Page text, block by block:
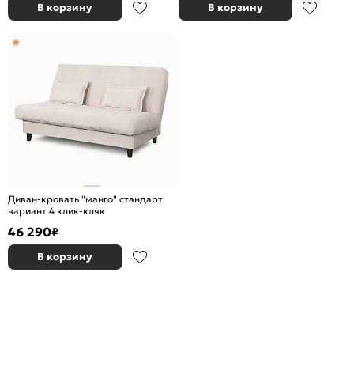
В корзину В корзину
Диван-кровать "манго" стандарт
вариант 4 клик-кляк
46 290₽
В корзину